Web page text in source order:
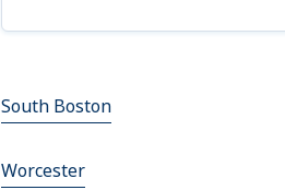
South Boston
Worcester